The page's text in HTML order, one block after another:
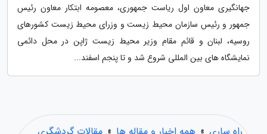
جهانگیری معاون اول ریاست جمهوری، معصومه ابتکار معاون رئیس
جمهور و رئیس سازمان محیط زیست و وزرای محیط زیست کشورهای
روسیه، لبنان و قائم مقام وزیر محیط زیست ژاپن در محل دائمی
نمایشگاه های بین المللی شروع شد و تا پنجم اسفند...